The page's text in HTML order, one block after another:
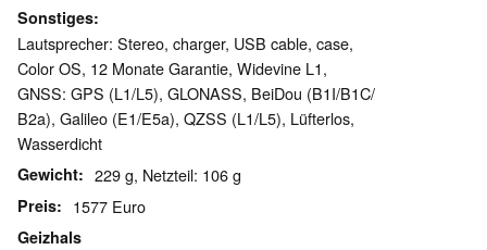
Sonstiges
Lautsprecher: Stereo, charger, USB cable, case,
Color OS, 12 Monate Garantie, Widevine L1,
GNSS: GPS (L1/​L5), GLONASS, BeiDou (B1I/​B1C/​
B2a), Galileo (E1/​E5a), QZSS (L1/​L5), Lüfterlos,
Wasserdicht
Gewicht 229 g, Netzteil: 106 g
Preis 1577 Euro
Geizhals